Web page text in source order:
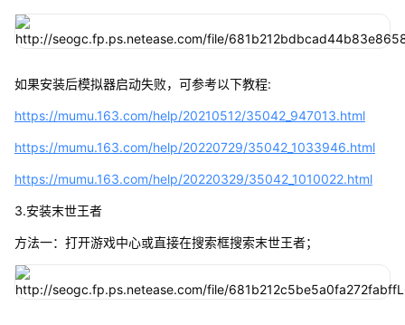
如果安装后模拟器启动失败，可参考以下教程:
https://mumu.163.com/help/20210512/35042_947013.html
https://mumu.163.com/help/20220729/35042_1033946.html
https://mumu.163.com/help/20220329/35042_1010022.html
3.安装末世王者
方法一：打开游戏中心或直接在搜索框搜索末世王者；